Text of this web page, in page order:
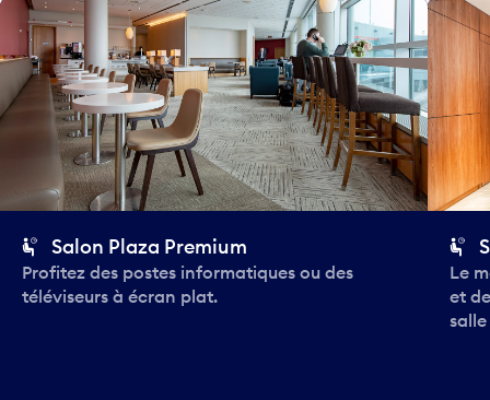
Salon Plaza Premium
Profitez des postes informatiques ou des
téléviseurs à écran plat.
Le
et